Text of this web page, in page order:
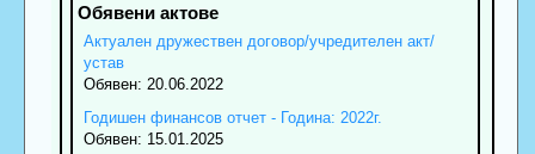
Актуален дружествен договор/учредителен акт/
устав
Обявен: 20.06.2022
Годишен финансов отчет - Година: 2022г.
Обявен: 15.01.2025